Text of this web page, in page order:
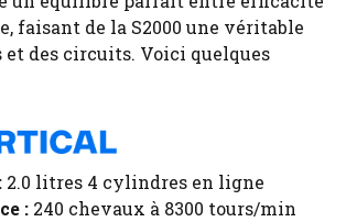
faisant de la S2000 une véritable
et des circuits. Voici quelques
2.0 litres 4 cylindres en ligne
: 240 chevaux à 8300 tours/min